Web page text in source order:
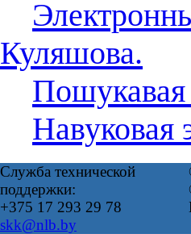
Куляшова.
Пошукавая
Навуковая
Служба технической
поддержки:
+375 17 293 29 78
skk@nlb.by